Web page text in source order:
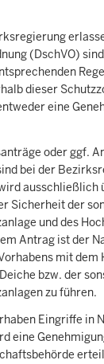
(DschVO)
dieser
eine
oder ggf.
bei der
ausschließlich
Sicherheit der
und des
Antrag ist der
mit dem
bzw. der
zu führen.
Eingriffe in
eine